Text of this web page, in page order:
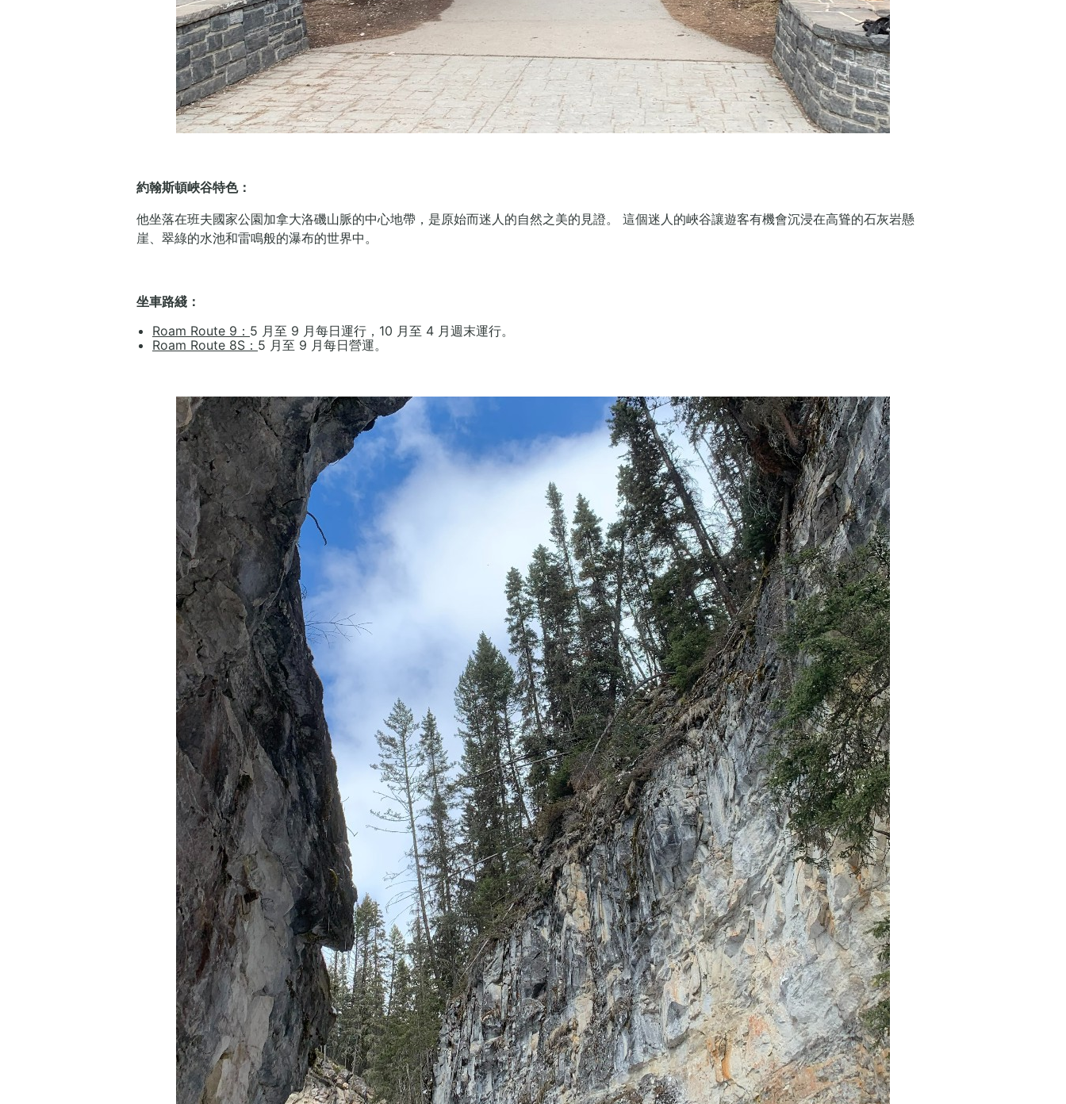
約翰斯頓峽谷特色：
他坐落在班夫國家公園加拿大洛磯山脈的中心地帶，是原始而迷人的自然之美的見證。 這個迷人的峽谷讓遊客有機會沉浸在高聳的石灰岩懸
崖、翠綠的水池和雷鳴般的瀑布的世界中。
坐車路綫：
Roam Route 9： 5 月至 9 月每日運行，10 月至 4 月週末運行。
Roam Route 8S： 5 月至 9 月每日營運。